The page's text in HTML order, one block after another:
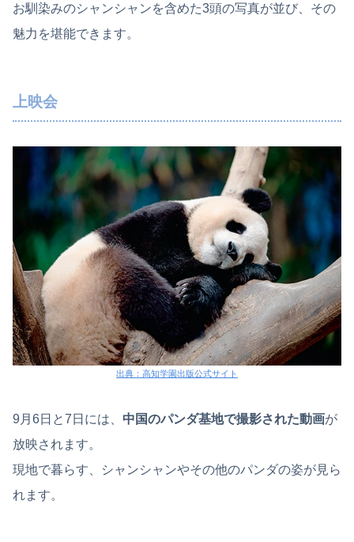
お馴染みのシャンシャンを含めた3頭の写真が並び、その
魅力を堪能できます。
上映会
出典：高知学園出版公式サイト
9月6日と7日には、 中国のパンダ基地で撮影された動画が
放映されます。
現地で暮らす、シャンシャンやその他のパンダの姿が見ら
れます。